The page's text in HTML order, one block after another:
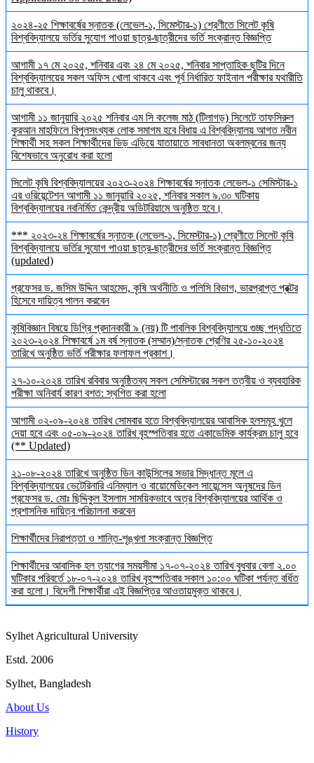
২০২৪-২৫ শিক্ষাবর্ষের স্নাতক (লেভেল-১, সিমেস্টার-১) শ্রেণীতে সিলেট কৃষি
বিশ্ববিদ্যালয়ে ভর্তির সুযোগ পাওয়া ছাত্র-ছাত্রীদের ভর্তি সংক্রান্ত বিজ্ঞপ্তি
আগামী ১৭ মে ২০২৫, শনিবার এবং ২৪ মে ২০২৫, শনিবার সাপ্তাহিক ছুটির দিনে
বিশ্ববিদ্যালয়ের সকল অফিস খোলা থাকবে এবং পূর্ব নির্ধারিত ফাইনাল পরীক্ষার যথারীতি
চালু থাকবে।
আগামী ১১ জানুয়ারি ২০২৫ শনিবার এম সি কলেজ মাঠ (টিলাগড়) সিলেটে তাফসিরুল
কুরআন মাহফিলে বিপুলসংখ্যক লোক সমাগম হবে বিধায় এ বিশ্ববিদ্যালয় আগত নবীন
শিক্ষার্থী সহ সকল শিক্ষার্থীদের ভিড় এড়িয়ে যাতায়াতে সাবধানতা অবলম্বনের জন্য
বিশেষভাবে অনুরোধ করা হলো
সিলেট কৃষি বিশ্ববিদ্যালয়ের ২০২৩-২০২৪ শিক্ষাবর্ষের স্নাতক লেভেল-১ সেমিস্টার-১
এর ওরিয়েন্টেশন আগামী ১১ জানুয়ারি ২০২৫, শনিবার সকাল ৯.৩০ ঘটিকায়
বিশ্ববিদ্যালয়ের নবনির্মিত কেন্দ্রীয় অডিটরিয়ামে অনুষ্ঠিত হবে।
*** ২০২৩-২৪ শিক্ষাবর্ষের স্নাতক (লেভেল-১, সিমেস্টার-১) শ্রেণীতে সিলেট কৃষি
বিশ্ববিদ্যালয়ে ভর্তির সুযোগ পাওয়া ছাত্র-ছাত্রীদের ভর্তি সংক্রান্ত বিজ্ঞপ্তি
(updated)
প্রফেসর ড. জসিম উদ্দিন আহমেদ, কৃষি অর্থনীতি ও পলিসি বিভাগ, ভারপ্রাপ্ত প্রক্টর
হিসেবে দায়িত্ব পালন করবেন
কৃষিবিজ্ঞান বিষয়ে ডিগ্রি প্রদানকারী ৯ (নয়) টি পাবলিক বিশ্ববিদ্যালয়ে গুচ্ছ পদ্ধতিতে
২০২৩-২০২৪ শিক্ষাবর্ষে ১ম বর্ষ স্নাতক (সম্মান)/স্নাতক শ্রেণির ২৫-১০-২০২৪
তারিখে অনুষ্ঠিত ভর্তি পরীক্ষার ফলাফল প্রকাশ।
২৭-১০-২০২৪ তারিখ রবিবার অনুষ্ঠিতব্য সকল সেমিস্টারের সকল তত্বীয় ও ব্যবহারিক
পরীক্ষা অনিবার্য কারণ বশত: স্থগিত করা হলো
আগামী ০২-০৯-২০২৪ তারিখ সোমবার হতে বিশ্ববিদ্যালয়ের আবাসিক হলসমূহ খুলে
দেয়া হবে এবং ০৫-০৯-২০২৪ তারিখ বৃহস্পতিবার হতে একাডেমিক কার্যক্রম চালু হবে
(** Updated)
২১-০৮-২০২৪ তারিখে অনুষ্ঠিত ডিন কাউন্সিলের সভার সিদ্ধান্ত মূলে এ
বিশ্ববিদ্যালয়ের ভেটেরিনারি এনিম্যাল ও বায়োমেডিকেল সায়েন্সেস অনুষদের ডিন
প্রফেসর ড. মোঃ ছিদ্দিকুল ইসলাম সাময়িকভাবে অত্র বিশ্ববিদ্যালয়ের আর্থিক ও
প্রশাসনিক দায়িত্ব পরিচালনা করবেন
শিক্ষার্থীদের নিরাপত্তা ও শান্তি-শৃঙ্খলা সংক্রান্ত বিজ্ঞপ্তি
শিক্ষার্থীদের আবাসিক হল ত্যাগের সময়সীমা ১৭-০৭-২০২৪ তারিখ বুধবার বেলা ২.০০
ঘটিকার পরিবর্তে ১৮-০৭-২০২৪ তারিখ বৃহস্পতিবার সকাল ১০:০০ ঘটিকা পর্যন্ত বর্ধিত
করা হলো। বিদেশী শিক্ষার্থীরা এই বিজ্ঞপ্তির আওতায়মুক্ত থাকবে।
Sylhet Agricultural University
Estd. 2006
Sylhet, Bangladesh
About Us
History